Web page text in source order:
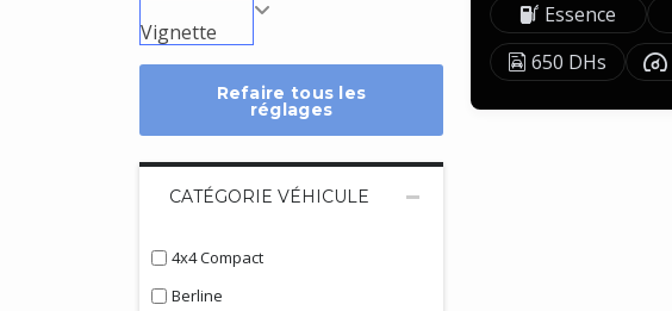
Vignette
Refaire tous les
réglages
CATÉGORIE VÉHICULE
4x4 Compact
Berline
Essence
650 DHs